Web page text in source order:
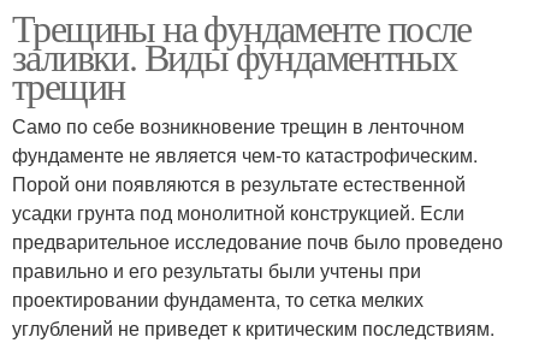
Вертикальные трещины
плите
Трещины в бетоне Усадочные трещины
Трещины на фундаменте после
заливки. Виды фундаментных
трещин
Само по себе возникновение трещин в ленточном
фундаменте не является чем-то катастрофическим.
Порой они появляются в результате естественной
усадки грунта под монолитной конструкцией. Если
предварительное исследование почв было проведено
правильно и его результаты были учтены при
проектировании фундамента, то сетка мелких
углублений не приведет к критическим последствиям.